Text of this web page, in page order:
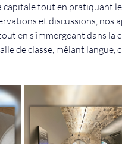
tout en pratiquant
et discussions, nos
en s’immergeant dans la
de classe, mêlant